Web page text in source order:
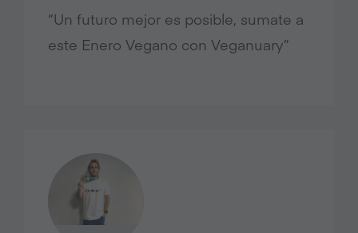
“Un futuro mejor es posible, sumate a
este Enero Vegano con Veganuary”